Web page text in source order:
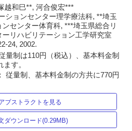
越和巳**, 河合俊宏***
ションセンター理学療法科, **埼玉
センター体育科, ***埼玉県総合リ
リハビリテーション工学研究室
24, 2002.
量制は110円（税込）、基本料金制
す。
従量制、基本料金制の方共に770円
ブストラクトを見る
ダウンロード(0.29MB)